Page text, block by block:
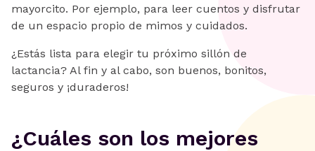
mayorcito. Por ejemplo, para leer cuentos y disfrutar
de un espacio propio de mimos y cuidados.
¿Estás lista para elegir tu próximo sillón de
lactancia? Al fin y al cabo, son buenos, bonitos,
seguros y ¡duraderos!
¿Cuáles son los mejores